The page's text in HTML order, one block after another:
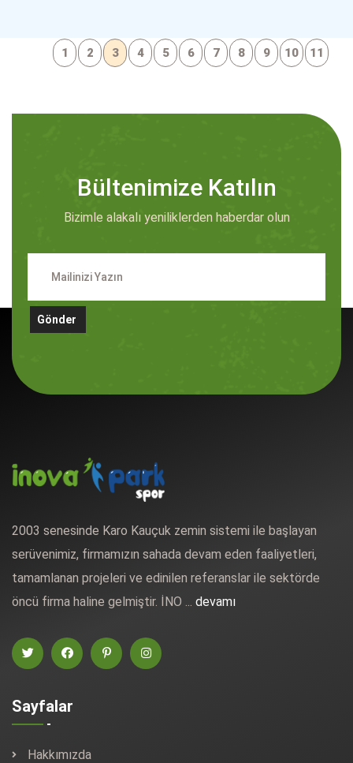
1 2 3 4 5 6 7 8 9 10 11
Bültenimize Katılın
Bizimle alakalı yeniliklerden haberdar olun
Gönder
2003 senesinde Karo Kauçuk zemin sistemi ile başlayan
serüvenimiz, firmamızın sahada devam eden faaliyetleri,
tamamlanan projeleri ve edinilen referanslar ile sektörde
öncü firma haline gelmiştir. İNO ... devamı
Sayfalar
Hakkımızda